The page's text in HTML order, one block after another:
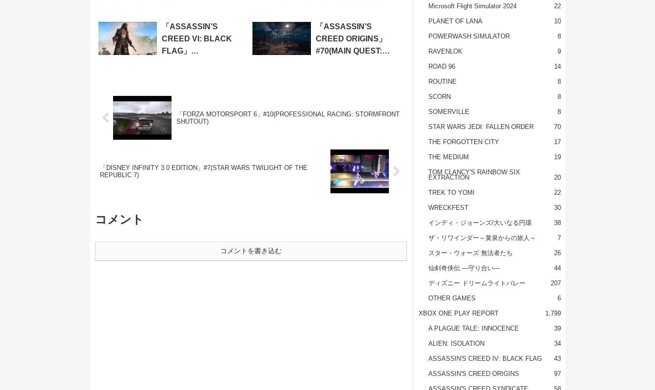
「ASSASSIN’S
CREED VI: BLACK
FLAG」
「ASSASSIN’S
CREED ORIGINS」
#70(MAIN QUEST:
「FORZA MOTORSPORT 6」#10(PROFESSIONAL RACING: STORMFRONT
SHUTOUT)
「DISNEY INFINITY 3.0 EDITION」#7(STAR WARS TWILIGHT OF THE
REPUBLIC 7)
コメント
コメントを書き込む
Microsoft Flight Simulator 2024 22
PLANET OF LANA 10
POWERWASH SIMULATOR 8
RAVENLOK 9
ROAD 96 14
ROUTINE 8
SCORN 8
SOMERVILLE 8
STAR WARS JEDI: FALLEN ORDER 70
THE FORGOTTEN CITY 17
THE MEDIUM 19
TOM CLANCY'S RAINBOW SIX
EXTRACTION 20
TREK TO YOMI 22
WRECKFEST 30
インディ・ジョーンズ/大いなる円環 38
ザ・リワインダー～黄泉からの旅人～ 7
スター・ウォーズ 無法者たち 26
仙剣奇侠伝 ―守り合い― 44
ディズニー ドリームライトバレー 207
OTHER GAMES 6
XBOX ONE PLAY REPORT 1,799
A PLAGUE TALE: INNOCENCE 39
ALIEN: ISOLATION 34
ASSASSIN'S CREED IV: BLACK FLAG 43
ASSASSIN'S CREED ORIGINS 97